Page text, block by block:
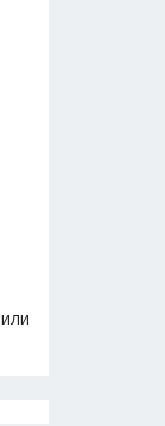
или